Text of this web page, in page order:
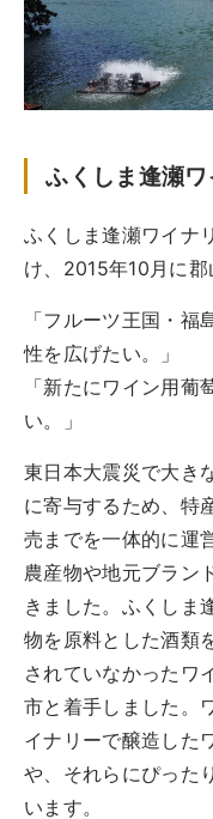
ふくしま逢瀬
ふくしま逢瀬ワイナ
け、2015年10月に郡
「フルーツ王国・
性を広げたい。」
「新たにワイン用
い。」
東日本大震災で大き
に寄与するため、特
売までを一体的に運
農産物や地元ブラン
きました。ふくしま
物を原料とした酒類
されていなかったワ
市と着手しました。
イナリーで醸造した
や、それらにぴった
います。